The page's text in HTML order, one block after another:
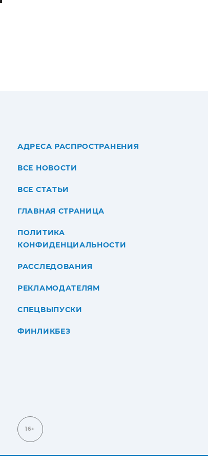
АДРЕСА РАСПРОСТРАНЕНИЯ
ВСЕ НОВОСТИ
ВСЕ СТАТЬИ
ГЛАВНАЯ СТРАНИЦА
ПОЛИТИКА
КОНФИДЕНЦИАЛЬНОСТИ
РАССЛЕДОВАНИЯ
РЕКЛАМОДАТЕЛЯМ
СПЕЦВЫПУСКИ
ФИНЛИКБЕЗ
16+